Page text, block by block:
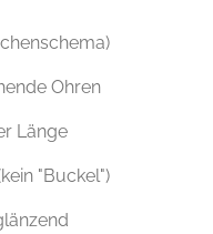
Ohren
Länge
"Buckel")